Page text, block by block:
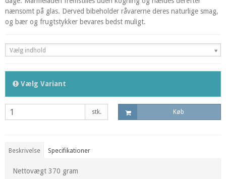
nænsomt på glas. Derved bibeholder råvarerne deres naturlige smag,
og bær og frugtstykker bevares bedst muligt.
Vælg indhold
Vælg Variant
stk. Køb
Beskrivelse Specifikationer
Nettovægt 370 gram